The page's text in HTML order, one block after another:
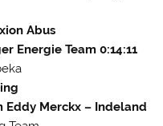
Abus
Energie Team 0:14:11
Eddy Merckx – Indeland